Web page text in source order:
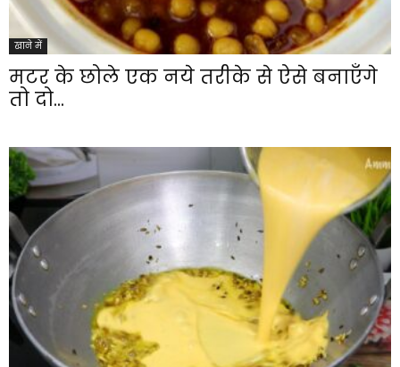
खाने में
मटर के छोले एक नये तरीके से ऐसे बनाएँगे
तो दो...